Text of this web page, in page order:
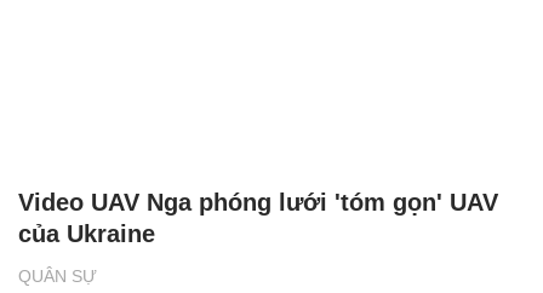
QUÂN SỰ
Video UAV Nga phóng lưới 'tóm gọn' UAV
của Ukraine